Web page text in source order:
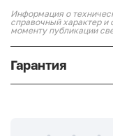
Информация о
справочный характер и
моменту публикации
Гарантия